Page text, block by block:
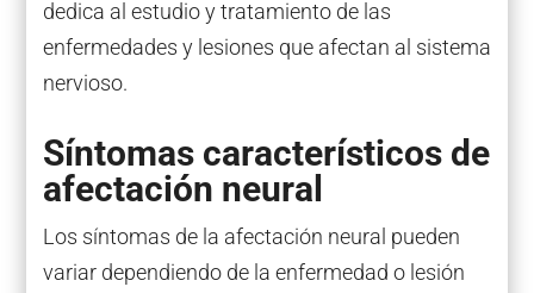
dedica al estudio y tratamiento de las
enfermedades y lesiones que afectan al sistema
nervioso.
Síntomas característicos de
afectación neural
Los síntomas de la afectación neural pueden
variar dependiendo de la enfermedad o lesión